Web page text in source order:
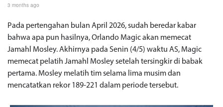
3 months ago
Pada pertengahan bulan April 2026, sudah beredar kabar
bahwa apa pun hasilnya, Orlando Magic akan memecat
Jamahl Mosley. Akhirnya pada Senin (4/5) waktu AS, Magic
memecat pelatih Jamahl Mosley setelah tersingkir di babak
pertama. Mosley melatih tim selama lima musim dan
mencatatkan rekor 189-221 dalam periode tersebut.